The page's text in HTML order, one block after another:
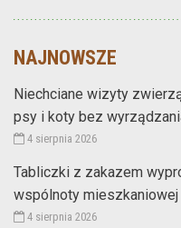
NAJNOWSZE
Niechciane wizyty
psy i koty bez
4 sierpnia 2026
Tabliczki z zakazem
wspólnoty mieszkaniowej
4 sierpnia 2026